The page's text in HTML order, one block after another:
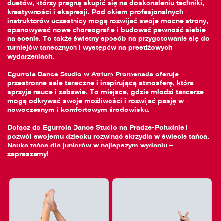
duetów, którzy pragną skupić się na doskonaleniu techniki,
kreatywności i ekspresji. Pod okiem profesjonalnych
instruktorów uczestnicy mogą rozwijać swoje mocne strony,
opanowywać nowe choreografie i budować pewność siebie
na scenie. To także świetny sposób na przygotowanie się do
turniejów tanecznych i występów na prestiżowych
wydarzeniach.
Egurrola Dance Studio w Atrium Promenada oferuje
przestronne sale taneczne i inspirującą atmosferę, która
sprzyja nauce i zabawie. To miejsce, gdzie młodzi tancerze
mogą odkrywać swoje możliwości i rozwijać pasję w
nowoczesnym i komfortowym środowisku.
Dołącz do Egurrola Dance Studio na Pradze-Południe i
pozwól swojemu dziecku rozwinąć skrzydła w świecie tańca.
Nauka tańca dla juniorów w najlepszym wydaniu –
zapraszamy!